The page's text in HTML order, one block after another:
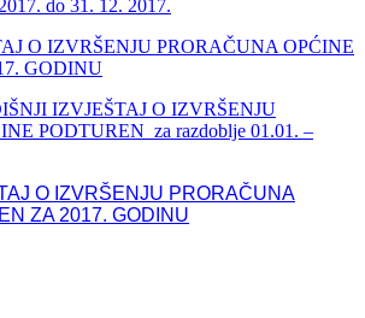
do 31. 12. 2017.
O IZVRŠENJU PRORAČUNA OPĆINE
GODINU
IZVJEŠTAJ O IZVRŠENJU
PODTUREN za razdoblje 01.01. –
O IZVRŠENJU PRORAČUNA
ZA 2017. GODINU